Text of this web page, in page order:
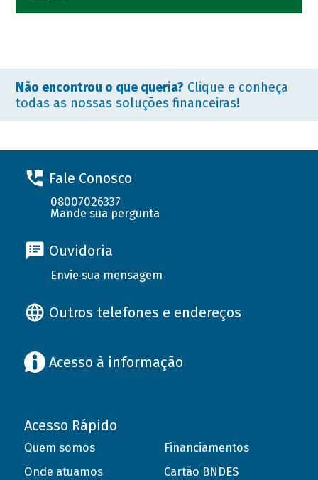
Não encontrou o que queria? Clique e conheça
todas as nossas soluções financeiras!
Fale Conosco
08007026337
Mande sua pergunta
Ouvidoria
Envie sua mensagem
Outros telefones e endereços
Acesso à informação
Acesso Rápido
Quem somos
Onde atuamos
Financiamentos
Cartão BNDES